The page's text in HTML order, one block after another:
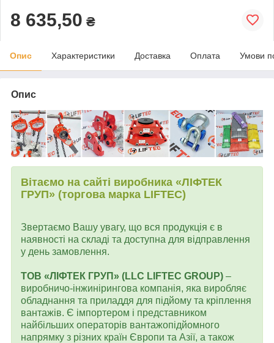
8 635,50 ₴
Опис Характеристики Доставка Оплата Умови
Опис
Вітаємо на сайті виробника «ЛІФТЕК
ГРУП» (торгова марка LIFTEC)
Звертаємо Вашу увагу, що вся продукція є в
наявності на складі та доступна для відправлення
у день замовлення.
ТОВ «ЛІФТЕК ГРУП» (LLC LIFTEC GROUP) –
виробничо-інжинірингова компанія, яка виробляє
обладнання та приладдя для підйому та кріплення
вантажів. Є імпортером і представником
найбільших операторів вантажопідйомного
напрямку з різних країн Європи та Азії, а також